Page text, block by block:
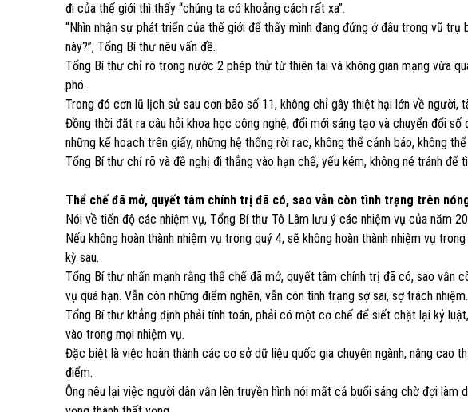
đi của thế giới thì thấy “chúng ta có khoảng cách rất xa”.
“Nhìn nhận sự phát triển của thế giới để thấy mình đang đứng ở đâu trong vũ trụ
này?”, Tổng Bí thư nêu vấn đề.
Tổng Bí thư chỉ rõ trong nước 2 phép thử từ thiên tai và không gian mạng vừa
phó.
Trong đó cơn lũ lịch sử sau cơn bão số 11, không chỉ gây thiệt hại lớn về người,
Đồng thời đặt ra câu hỏi khoa học công nghệ, đổi mới sáng tạo và chuyển đổi
những kế hoạch trên giấy, những hệ thống rời rạc, không thể cảnh báo, không
Tổng Bí thư chỉ rõ và đề nghị đi thẳng vào hạn chế, yếu kém, không né tránh
Thể chế đã mở, quyết tâm chính trị đã có, sao vẫn còn tình trạng trên
Nói về tiến độ các nhiệm vụ, Tổng Bí thư Tô Lâm lưu ý các nhiệm vụ của năm
Nếu không hoàn thành nhiệm vụ trong quý 4, sẽ không hoàn thành nhiệm vụ
kỳ sau.
Tổng Bí thư nhấn mạnh rằng thể chế đã mở, quyết tâm chính trị đã có, sao vẫn
vụ quá hạn. Vẫn còn những điểm nghẽn, vẫn còn tình trạng sợ sai, sợ trách nhiệm.
Tổng Bí thư khẳng định phải tính toán, phải có một cơ chế để siết chặt lại kỷ
vào trong mọi nhiệm vụ.
Đặc biệt là việc hoàn thành các cơ sở dữ liệu quốc gia chuyên ngành, nâng
điểm.
Ông nêu lại việc người dân vẫn lên truyền hình nói mất cả buổi sáng chờ đợi